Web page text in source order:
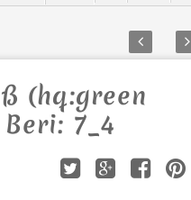
Zurück Vor
(hq:green
7_4